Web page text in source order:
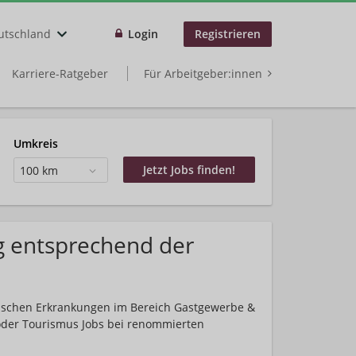
Login Registrieren
Karriere-Ratgeber Für Arbeitgeber:innen
Umkreis
100 km
entsprechend der
Erkrankungen im Bereich Gastgewerbe &
Tourismus Jobs bei renommierten